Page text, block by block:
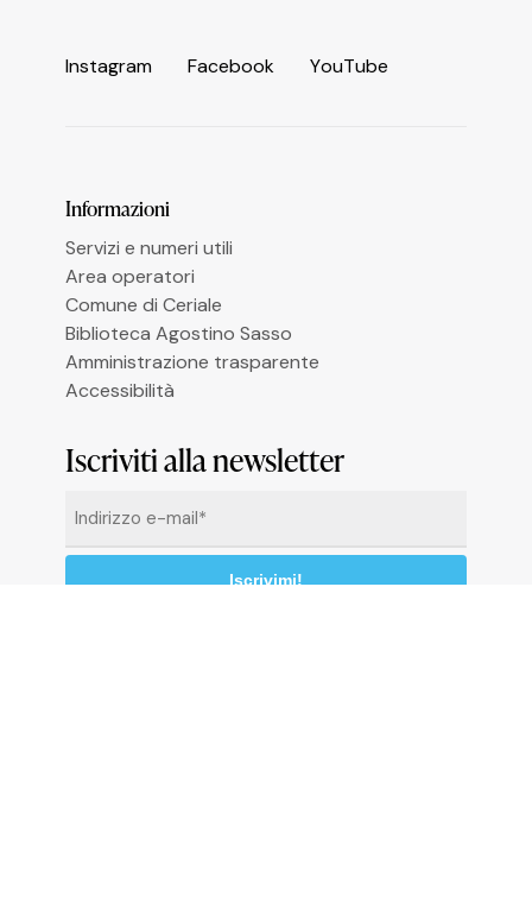
Instagram Facebook YouTube
Informazioni
Servizi e numeri utili
Area operatori
Comune di Ceriale
Biblioteca Agostino Sasso
Amministrazione trasparente
Accessibilità
Iscriviti alla newsletter